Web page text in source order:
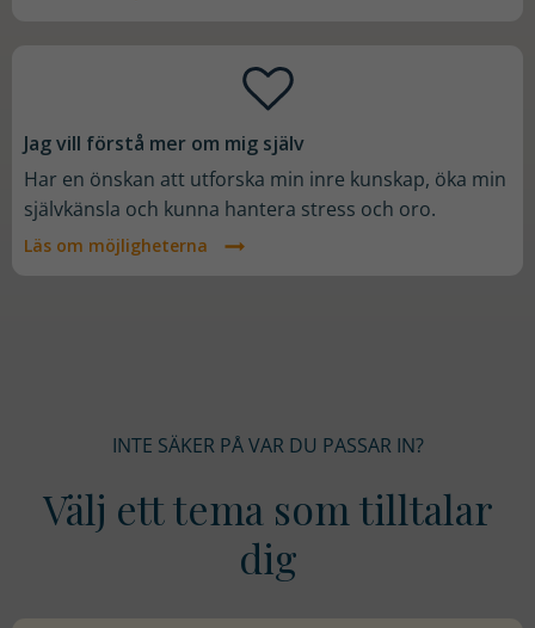
Jag vill förstå mer om mig själv
Har en önskan att utforska min inre kunskap, öka min
självkänsla och kunna hantera stress och oro.
Läs om möjligheterna
INTE SÄKER PÅ VAR DU PASSAR IN?
Välj ett tema som tilltalar
dig